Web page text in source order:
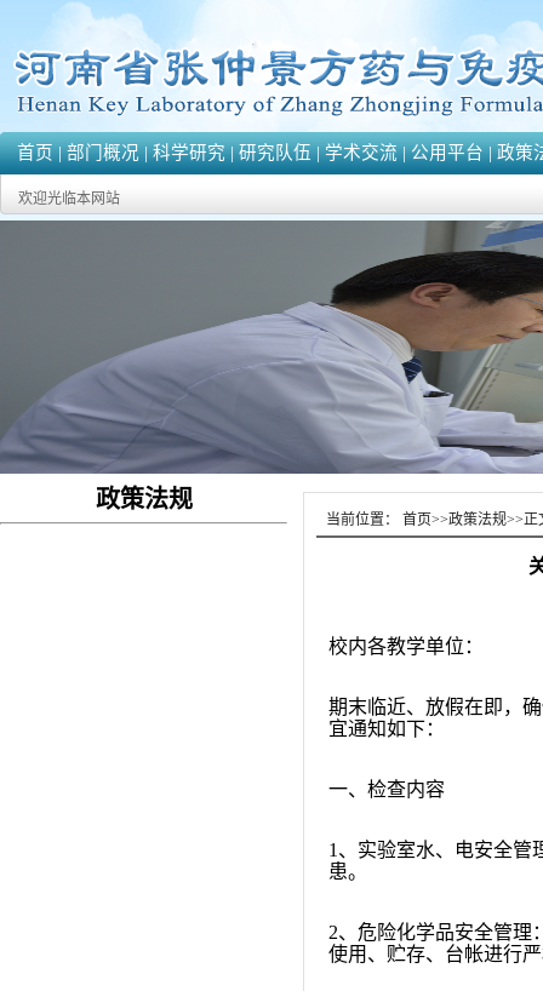
首页|部门概况|科学研究|研究队伍|学术交流|公用平台|政策
欢迎光临本网站
政策法规
当前位置： 首页>>政策法规>>正
校内各教学单位：
期末临近、放假在即，
宜通知如下：
一、检查内容
1 、实验室水、电安全管
患。
2、危险化学品安全管理
使用、贮存、台帐进行